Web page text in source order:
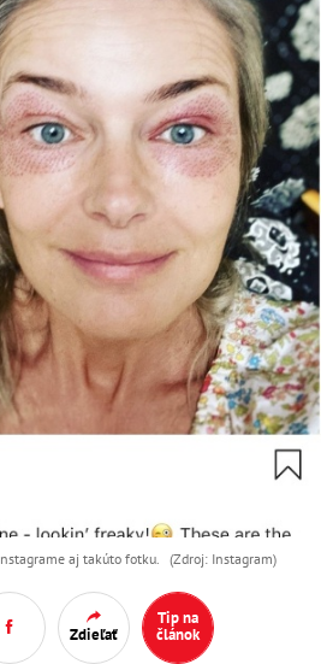
aj takúto fotku. (Zdroj: Instagram)
Zdieľať
Tip na
článok